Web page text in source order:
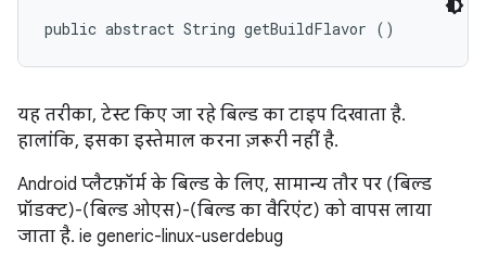
public abstract String getBuildFlavor ()
यह तरीका, टेस्ट किए जा रहे बिल्ड का टाइप दिखाता है.
हालांकि, इसका इस्तेमाल करना ज़रूरी नहीं है.
Android प्लैटफ़ॉर्म के बिल्ड के लिए, सामान्य तौर पर (बिल्ड
प्रॉडक्ट)-(बिल्ड ओएस)-(बिल्ड का वैरिएंट) को वापस लाया
जाता है. ie generic-linux-userdebug